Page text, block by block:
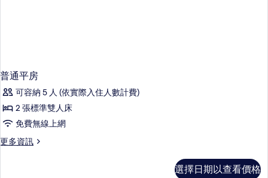
普通平房
可容納 5 人 (依實際入住人數計費)
2 張標準雙人床
免費無線上網
更多資訊
更
選擇日期以查看價格